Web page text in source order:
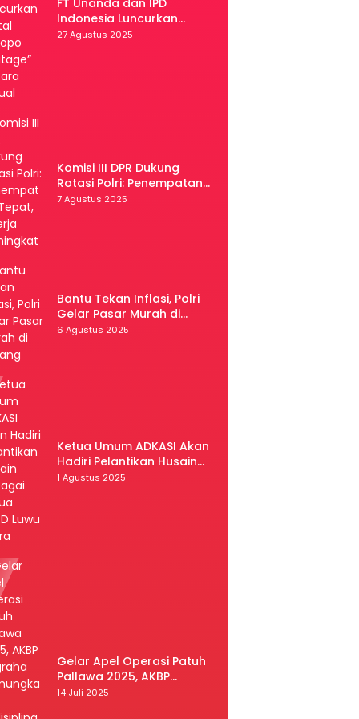
FT Unanda dan IPD
Indonesia Luncurkan
Portal “Palopo Heritage”
27 Agustus 2025
Komisi III DPR Dukung
Rotasi Polri: Penempatan
Tepat, Kinerja Meningkat
7 Agustus 2025
Bantu Tekan Inflasi, Polri
Gelar Pasar Murah di
Malang
6 Agustus 2025
Ketua Umum ADKASI Akan
Hadiri Pelantikan Husain
Sebagai Ketua DPRD Luwu
1 Agustus 2025
Gelar Apel Operasi Patuh
Pallawa 2025, AKBP
Nugraha Pamungkas:
14 Juli 2025